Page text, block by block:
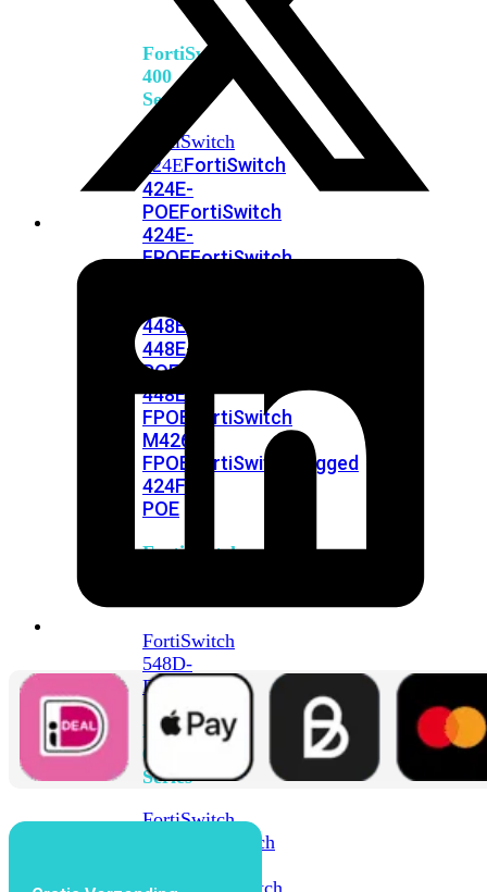
FortiSwitch
400
Series
FortiSwitch
424EFortiSwitch
424E-
POEFortiSwitch
424E-
FPOEFortiSwitch
448E
448E-
POEFortiSwitch
448E-
FPOE
FortiSwitch
M426E-
FPOE
FortiSwitchRugged
424F-
POE
FortiSwitch
FortiSwitch
548D-
FPOE
FortiSwitch
600
Series
FortiSwitch
FortiSwitch
FPOE
FortiSwitch